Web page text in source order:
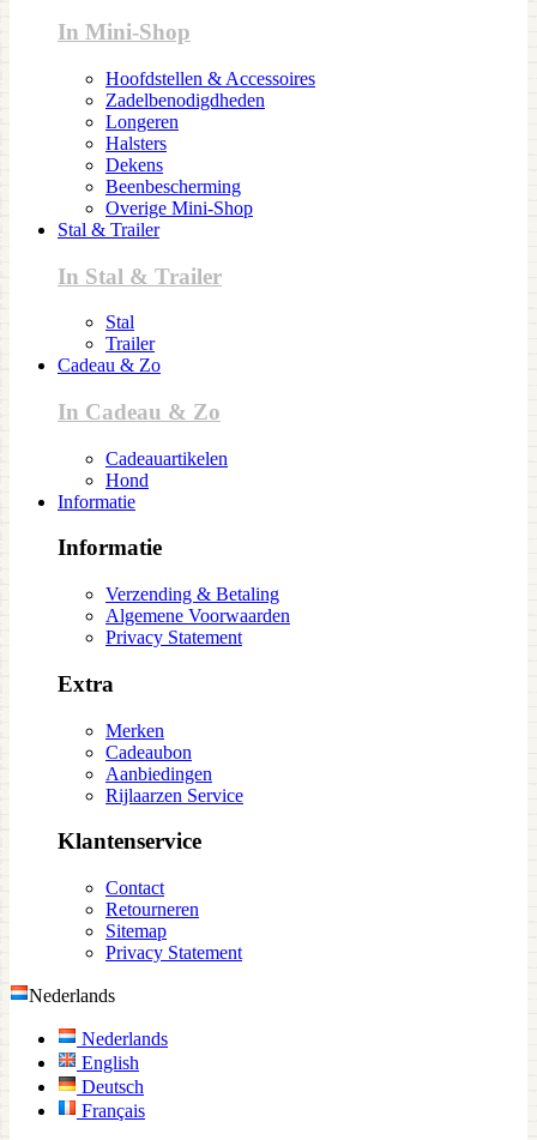
In Mini-Shop
Hoofdstellen & Accessoires
Zadelbenodigdheden
Longeren
Halsters
Dekens
Beenbescherming
Overige Mini-Shop
Stal & Trailer
In Stal & Trailer
Stal
Trailer
Cadeau & Zo
In Cadeau & Zo
Cadeauartikelen
Hond
Informatie
Informatie
Verzending & Betaling
Algemene Voorwaarden
Privacy Statement
Extra
Merken
Cadeaubon
Aanbiedingen
Rijlaarzen Service
Klantenservice
Contact
Retourneren
Sitemap
Privacy Statement
Nederlands
Nederlands
English
Deutsch
Français